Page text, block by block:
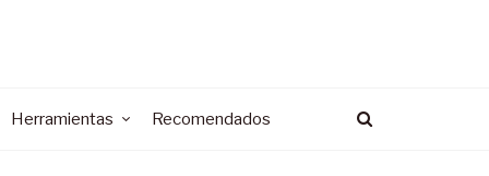
Herramientas Recomendados